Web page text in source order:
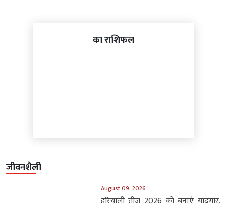
का राशिफल
जीवनशैली
August 09, 2026